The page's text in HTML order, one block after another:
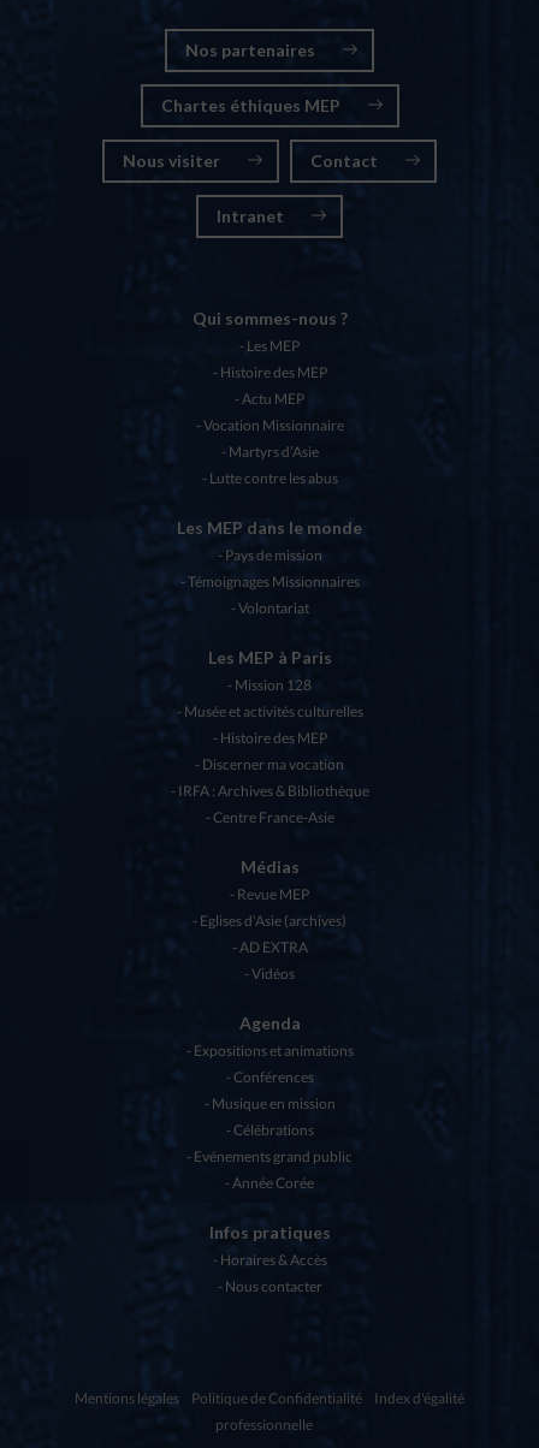
Nos partenaires
Chartes éthiques MEP
Nous visiter Contact
Intranet
Qui sommes-nous ?
Les MEP
Histoire des MEP
Actu MEP
Vocation Missionnaire
Martyrs d’Asie
Lutte contre les abus
Les MEP dans le monde
Pays de mission
Témoignages Missionnaires
Volontariat
Les MEP à Paris
Mission 128
Musée et activités culturelles
Histoire des MEP
Discerner ma vocation
IRFA : Archives & Bibliothèque
Centre France-Asie
Médias
Revue MEP
Eglises d’Asie (archives)
AD EXTRA
Vidéos
Agenda
Expositions et animations
Conférences
Musique en mission
Célébrations
Evénements grand public
Année Corée
Infos pratiques
Horaires & Accès
Nous contacter
Mentions légales Politique de Confidentialité
Index d'égalité
professionnelle